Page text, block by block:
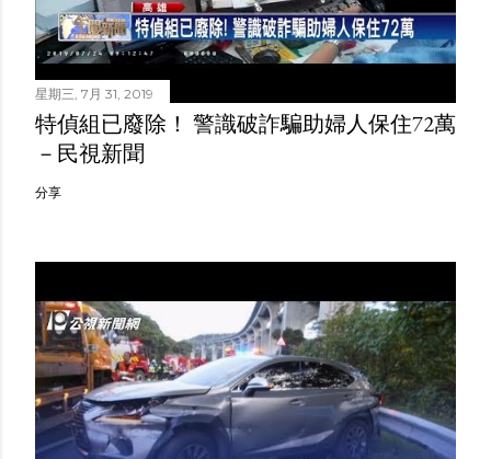
星期三, 7月 31, 2019
特偵組已廢除！ 警識破詐騙助婦人保住72萬
－民視新聞
分享